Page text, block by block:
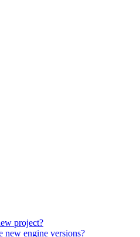
project?
new engine versions?